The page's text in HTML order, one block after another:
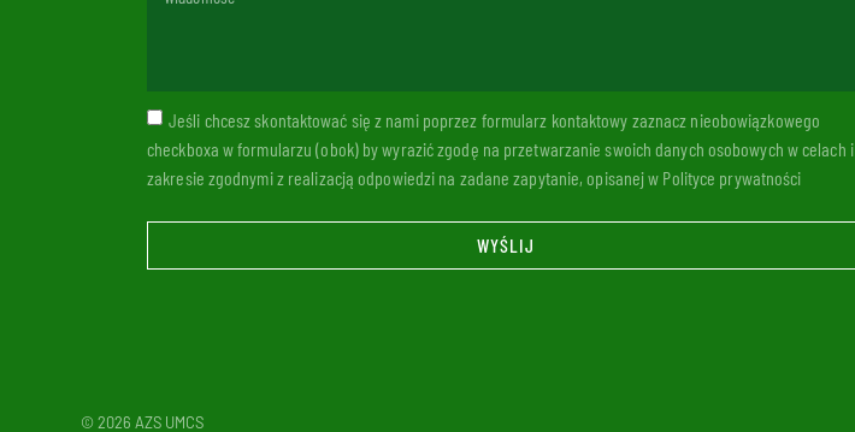
Jeśli chcesz skontaktować się z nami poprzez formularz kontaktowy zaznacz nieobowiązkowego
checkboxa w formularzu (obok) by wyrazić zgodę na przetwarzanie swoich danych osobowych w celach i
zakresie zgodnymi z realizacją odpowiedzi na zadane zapytanie, opisanej w Polityce prywatności
WYŚLIJ
© 2026 AZS UMCS